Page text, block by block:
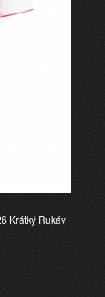
Krátký Rukáv